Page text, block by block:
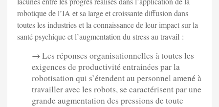
robotique de l’IA et sa large et croissante diffusion dans
toutes les industries et la connaissance de leur impact sur la
santé psychique et l’augmentation du stress au travail :
→ Les réponses organisationnelles à toutes les
exigences de productivité entrainées par la
robotisation qui s’étendent au personnel amené à
travailler avec les robots, se caractérisent par une
grande augmentation des pressions de toute